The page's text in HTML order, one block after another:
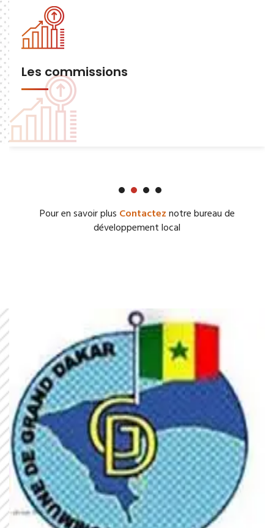
Les commissions
Pour en savoir plus Contacteznotre bureau de
développement local